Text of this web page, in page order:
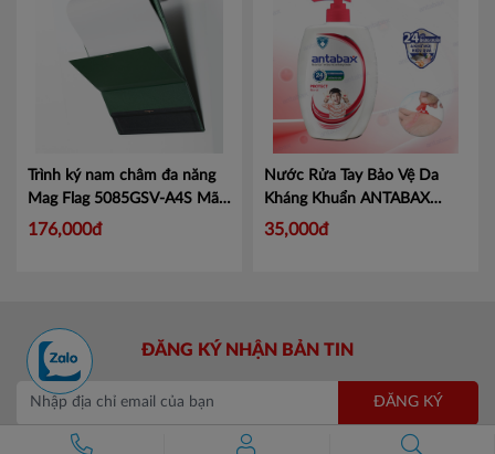
Trình ký nam châm đa năng
Mag Flag 5085GSV-A4S Mã
KJ5085
176,000đ
Nước Rửa Tay Bảo Vệ Da
Kháng Khuẩn ANTABAX
PROTECT - Bảo Vệ
35,000đ
ĐĂNG KÝ NHẬN BẢN TIN
ĐĂNG KÝ